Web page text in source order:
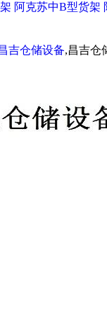
阿克苏中B型货架
吉仓储设备,昌吉仓